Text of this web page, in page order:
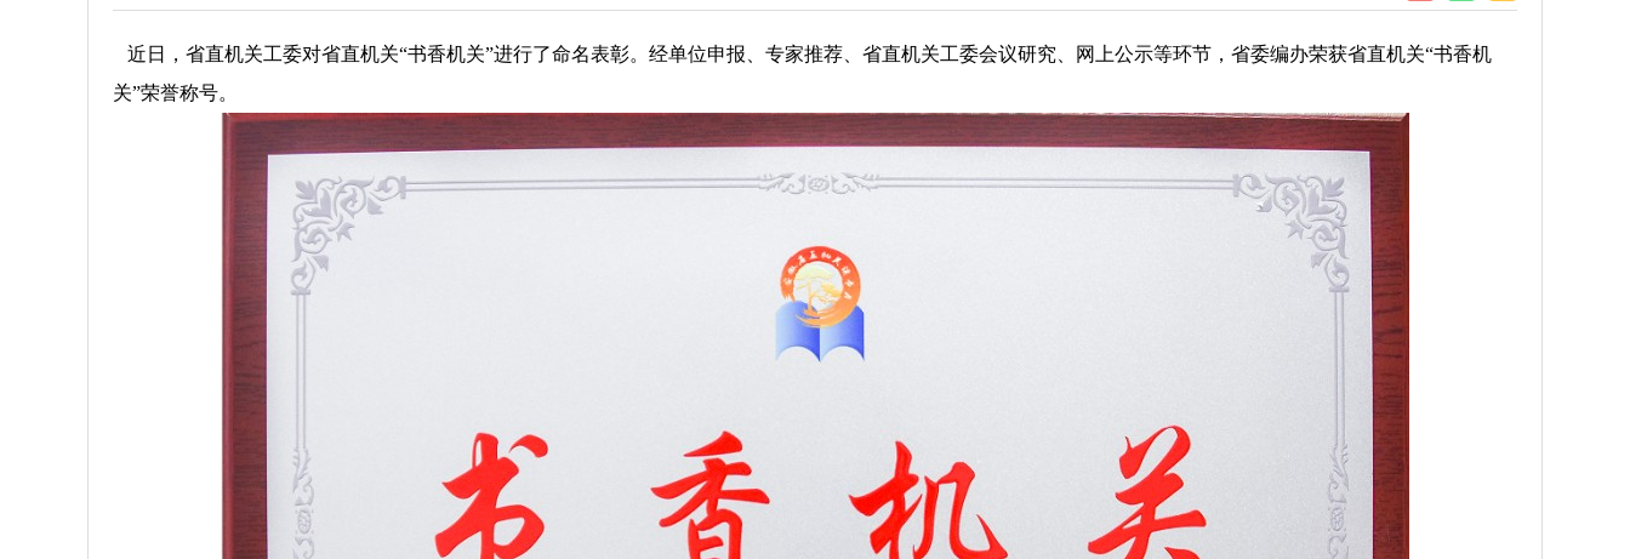
近日，省直机关工委对省直机关“书香机关”进行了命名表彰。经单位申报、专家推荐、省直机关工委会议研究、网上公示等环节，省委编办荣获省直机关“书香机
关”荣誉称号。